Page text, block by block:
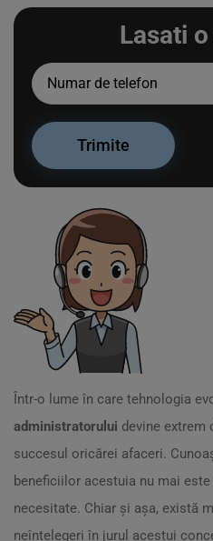
Lasati
Într-o lume în care tehnologia
administratorului devine extrem
succesul oricărei afaceri.
beneficiilor acestuia nu mai
necesitate. Chiar și așa, există
neînțelegeri în jurul acestui